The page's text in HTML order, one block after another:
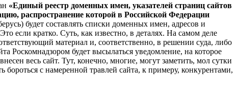
«Единый реестр доменных имен, указателей страниц сайтов
распространение которой в Российской Федерации
будет составлять списки доменных имен, адресов и
если кратко. Суть, как известно, в деталях. На самом деле
материал и, соответственно, в решении суда, либо
Роскомнадзором будет высылаться уведомление, на которое
весь сайт. Тут, конечно, многие, могут заметить, мол сутки
с намеренной травлей сайта, к примеру, конкурентами,